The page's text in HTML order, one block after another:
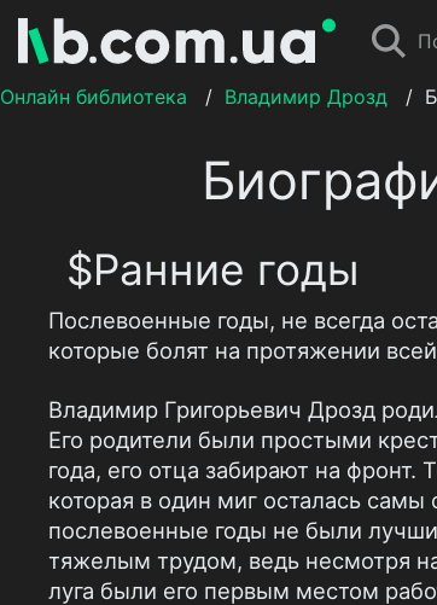
Онлайн библиотека / Владимир Дрозд /
$Ранние годы
Послевоенные годы, не всегда
которые болят на протяжении
Владимир Григорьевич Дрозд
Его родители были простыми
года, его отца забирают на
которая в один миг осталась
послевоенные годы не были
тяжелым трудом, ведь несмотря
луга были его первым местом